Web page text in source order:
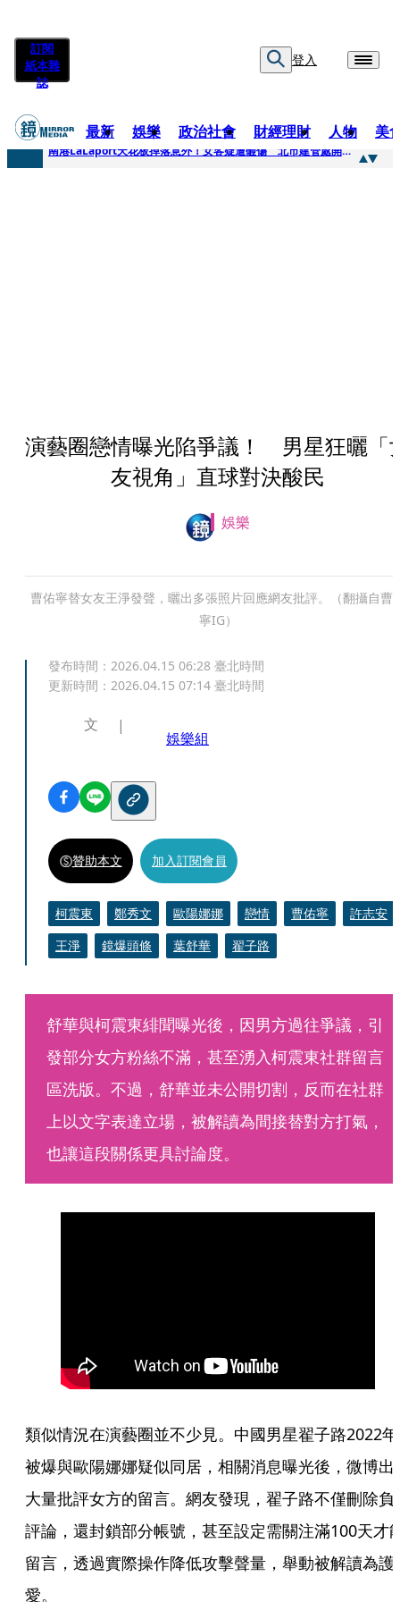
訂閱
紙本雜
誌
登入
最新 娛樂 政治社會 財經理財 人物 美
快訊
南港LaLaport天花板掉落意外！女客疑遭砸傷 北市建管處開罰30萬
演藝圈戀情曝光陷爭議！ 男星狂曬「
友視角」直球對決酸民
娛樂
曹佑寧替女友王淨發聲，曬出多張照片回應網友批評。（翻攝自曹
寧IG）
發布時間： 2026.04.15 06:28 臺北時間
更新時間： 2026.04.15 07:14 臺北時間
文
娛樂組
贊助本文 加入訂閱會員
柯震東 鄭秀文 歐陽娜娜 戀情 曹佑寧
許志安
王淨
鏡爆頭條 葉舒華 翟子路
舒華與柯震東緋聞曝光後，因男方過往爭議，引
發部分女方粉絲不滿，甚至湧入柯震東社群留言
區洗版。不過，舒華並未公開切割，反而在社群
上以文字表達立場，被解讀為間接替對方打氣，
也讓這段關係更具討論度。
類似情況在演藝圈並不少見。中國男星翟子路2022年
被爆與歐陽娜娜疑似同居，相關消息曝光後，微博出
大量批評女方的留言。網友發現，翟子路不僅刪除負
評論，還封鎖部分帳號，甚至設定需關注滿100天才
留言，透過實際操作降低攻擊聲量，舉動被解讀為護
愛。